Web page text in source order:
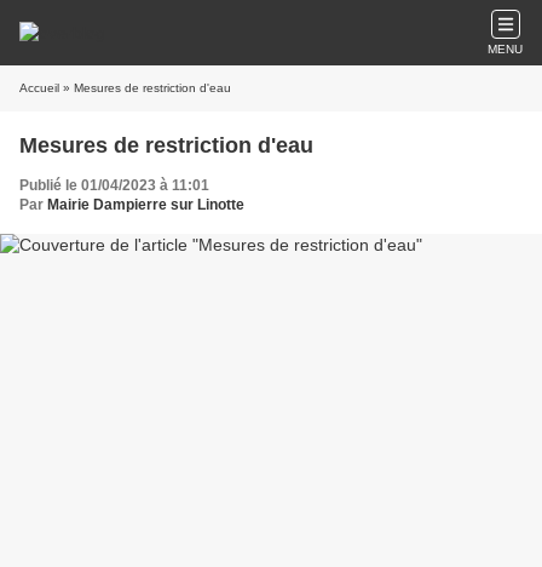
MENU
Accueil » Mesures de restriction d'eau
Mesures de restriction d'eau
Publié le 01/04/2023 à 11:01
Par Mairie Dampierre sur Linotte